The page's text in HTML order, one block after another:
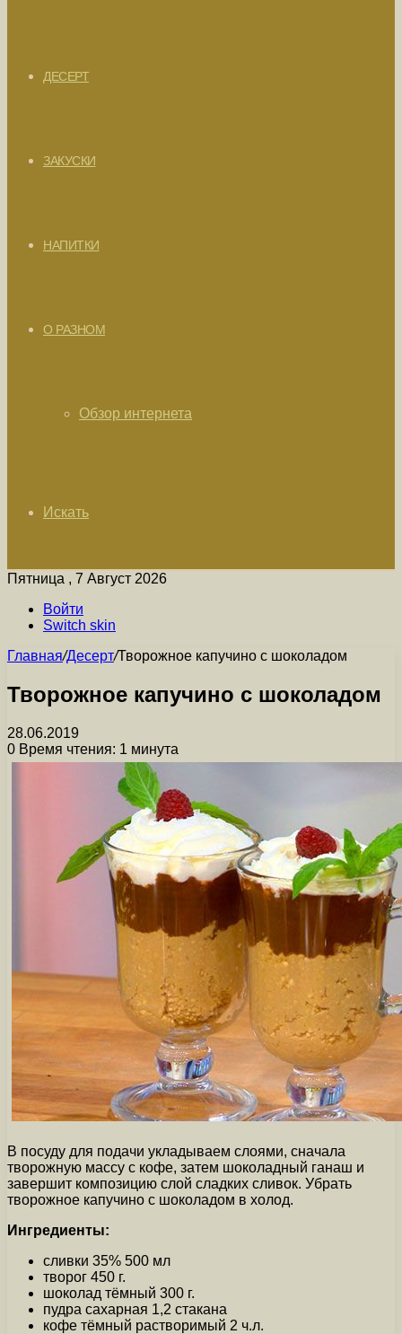
ДЕСЕРТ
ЗАКУСКИ
НАПИТКИ
О РАЗНОМ
Обзор интернета
Искать
Пятница , 7 Август 2026
Войти
Switch skin
Главная/Десерт/Творожное капучино с шоколадом
Творожное капучино с шоколадом
28.06.2019
0 Время чтения: 1 минута
В посуду для подачи укладываем слоями, сначала
творожную массу с кофе, затем шоколадный ганаш и
завершит композицию слой сладких сливок. Убрать
творожное капучино с шоколадом в холод.
Ингредиенты:
сливки 35% 500 мл
творог 450 г.
шоколад тёмный 300 г.
пудра сахарная 1,2 стакана
кофе тёмный растворимый 2 ч.л.